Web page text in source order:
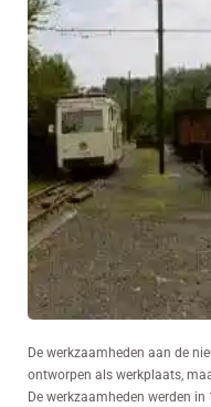
De werkzaamheden aan de
ontworpen als werkplaats,
De werkzaamheden werden